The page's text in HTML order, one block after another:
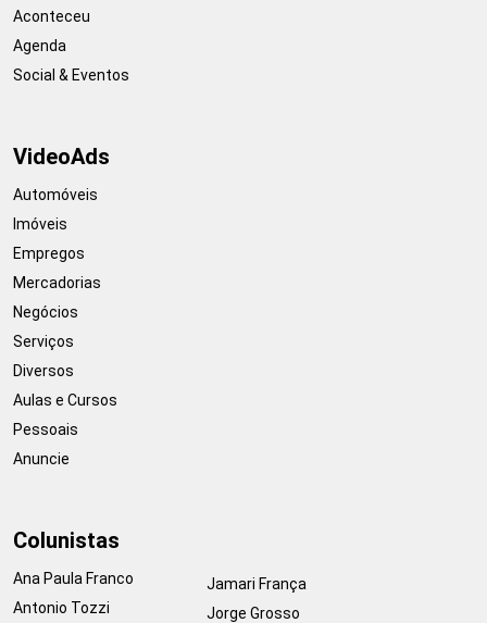
Aconteceu
Agenda
Social & Eventos
VideoAds
Automóveis
Imóveis
Empregos
Mercadorias
Negócios
Serviços
Diversos
Aulas e Cursos
Pessoais
Anuncie
Colunistas
Ana Paula Franco
Antonio Tozzi
Jamari França
Jorge Grosso